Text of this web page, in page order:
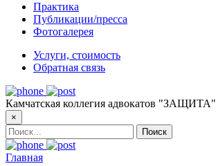
Практика
Публикации/пресса
Фотогалерея
Услуги, стоимость
Обратная связь
Камчатская коллегия адвокатов "ЗАЩИТА"
×
Главная